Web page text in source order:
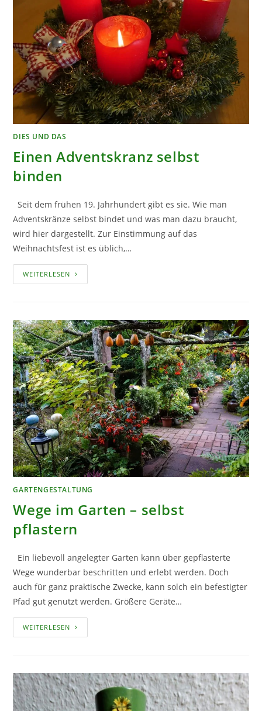
DIES UND DAS
Einen Adventskranz selbst
binden
Seit dem frühen 19. Jahrhundert gibt es sie. Wie man
Adventskränze selbst bindet und was man dazu braucht,
wird hier dargestellt. Zur Einstimmung auf das
Weihnachtsfest ist es üblich,…
WEITERLESEN EINEN
ADVENTSKRANZ
GARTENGESTALTUNG
Wege im Garten – selbst
pflastern
Ein liebevoll angelegter Garten kann über gepflasterte
Wege wunderbar beschritten und erlebt werden. Doch
auch für ganz praktische Zwecke, kann solch ein befestigter
Pfad gut genutzt werden. Größere Geräte…
WEITERLESEN WEGE
IM